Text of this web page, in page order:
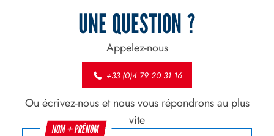
UNE QUESTION ?
Appelez-nous
+33 (0)4 79 20 31 16
Ou écrivez-nous et nous vous répondrons au plus
vite
NOM + PRÉNOM